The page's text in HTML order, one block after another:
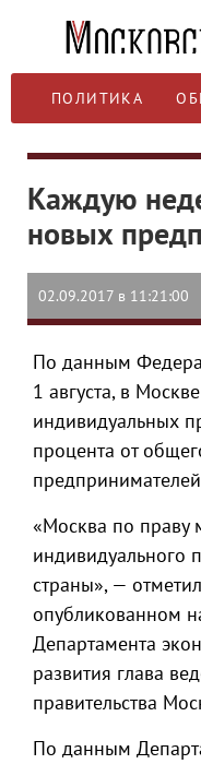
ПОЛИТИКА
Каждую
новых
02.09.2017 в 11:21:00
По данным
1 августа, в
индивидуальных
процента от
«Москва по праву
индивидуального
страны», —
опубликованном
Департамента
развития глава
правительства
По данным